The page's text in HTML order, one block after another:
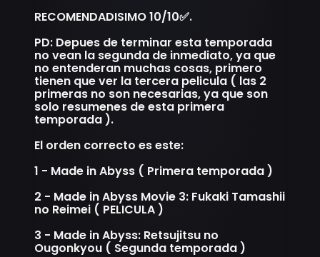
RECOMENDADISIMO 10/10✅.
PD: Depues de terminar esta temporada
no vean la segunda de inmediato, ya que
no entenderan muchas cosas, primero
tienen que ver la tercera pelicula ( las 2
primeras no son necesarias, ya que son
solo resumenes de esta primera
temporada ).
El orden correcto es este:
1 - Made in Abyss ( Primera temporada )
2 - Made in Abyss Movie 3: Fukaki Tamashii
no Reimei ( PELICULA )
3 - Made in Abyss: Retsujitsu no
Ougonkyou ( Segunda temporada )